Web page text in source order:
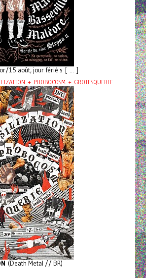
15 août, jour férié s [ ... ]
+ PHOBOCOSM + GROTESQUERIE
(Death Metal // BR)